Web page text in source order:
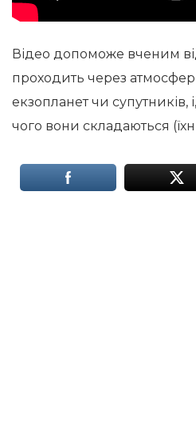
Відео допоможе вченим
проходить через
екзопланет чи супутників,
чого вони складаються